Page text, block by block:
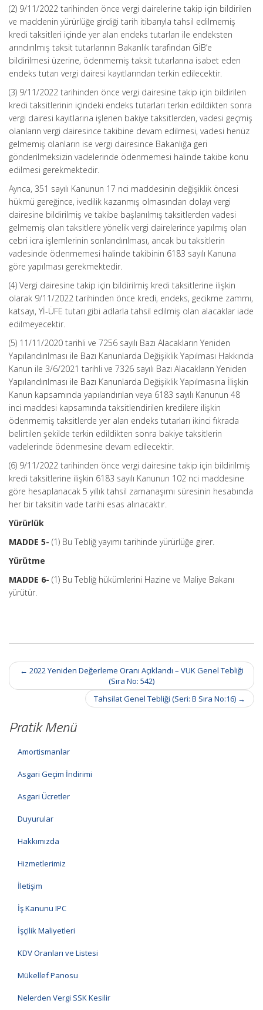
(2) 9/11/2022 tarihinden önce vergi dairelerine takip için bildirilen
ve maddenin yürürlüğe girdiği tarih itibarıyla tahsil edilmemiş
kredi taksitleri içinde yer alan endeks tutarları ile endeksten
arındırılmış taksit tutarlarının Bakanlık tarafından GİB’e
bildirilmesi üzerine, ödenmemiş taksit tutarlarına isabet eden
endeks tutarı vergi dairesi kayıtlarından terkin edilecektir.
(3) 9/11/2022 tarihinden önce vergi dairesine takip için bildirilen
kredi taksitlerinin içindeki endeks tutarları terkin edildikten sonra
vergi dairesi kayıtlarına işlenen bakiye taksitlerden, vadesi geçmiş
olanların vergi dairesince takibine devam edilmesi, vadesi henüz
gelmemiş olanların ise vergi dairesince Bakanlığa geri
gönderilmeksizin vadelerinde ödenmemesi halinde takibe konu
edilmesi gerekmektedir.
Ayrıca, 351 sayılı Kanunun 17 nci maddesinin değişiklik öncesi
hükmü gereğince, ivedilik kazanmış olmasından dolayı vergi
dairesine bildirilmiş ve takibe başlanılmış taksitlerden vadesi
gelmemiş olan taksitlere yönelik vergi dairelerince yapılmış olan
cebri icra işlemlerinin sonlandırılması, ancak bu taksitlerin
vadesinde ödenmemesi halinde takibinin 6183 sayılı Kanuna
göre yapılması gerekmektedir.
(4) Vergi dairesine takip için bildirilmiş kredi taksitlerine ilişkin
olarak 9/11/2022 tarihinden önce kredi, endeks, gecikme zammı,
katsayı, Yİ-ÜFE tutarı gibi adlarla tahsil edilmiş olan alacaklar iade
edilmeyecektir.
(5) 11/11/2020 tarihli ve 7256 sayılı Bazı Alacakların Yeniden
Yapılandırılması ile Bazı Kanunlarda Değişiklik Yapılması Hakkında
Kanun ile 3/6/2021 tarihli ve 7326 sayılı Bazı Alacakların Yeniden
Yapılandırılması ile Bazı Kanunlarda Değişiklik Yapılmasına İlişkin
Kanun kapsamında yapılandırılan veya 6183 sayılı Kanunun 48
inci maddesi kapsamında taksitlendirilen kredilere ilişkin
ödenmemiş taksitlerde yer alan endeks tutarları ikinci fıkrada
belirtilen şekilde terkin edildikten sonra bakiye taksitlerin
vadelerinde ödenmesine devam edilecektir.
(6) 9/11/2022 tarihinden önce vergi dairesine takip için bildirilmiş
kredi taksitlerine ilişkin 6183 sayılı Kanunun 102 nci maddesine
göre hesaplanacak 5 yıllık tahsil zamanaşımı süresinin hesabında
her bir taksitin vade tarihi esas alınacaktır.
Yürürlük
MADDE 5- (1) Bu Tebliğ yayımı tarihinde yürürlüğe girer.
Yürütme
MADDE 6- (1) Bu Tebliğ hükümlerini Hazine ve Maliye Bakanı
yürütür.
Post
navigation
← 2022 Yeniden Değerleme Oranı Açıklandı – VUK Genel Tebliği
(Sıra No: 542)
Tahsilat Genel Tebliği (Seri: B Sıra No:16) →
Pratik Menü
Amortismanlar
Asgari Geçim İndirimi
Asgari Ücretler
Duyurular
Hakkımızda
Hizmetlerimiz
İletişim
İş Kanunu IPC
İşçilik Maliyetleri
KDV Oranları ve Listesi
Mükellef Panosu
Nelerden Vergi SSK Kesilir